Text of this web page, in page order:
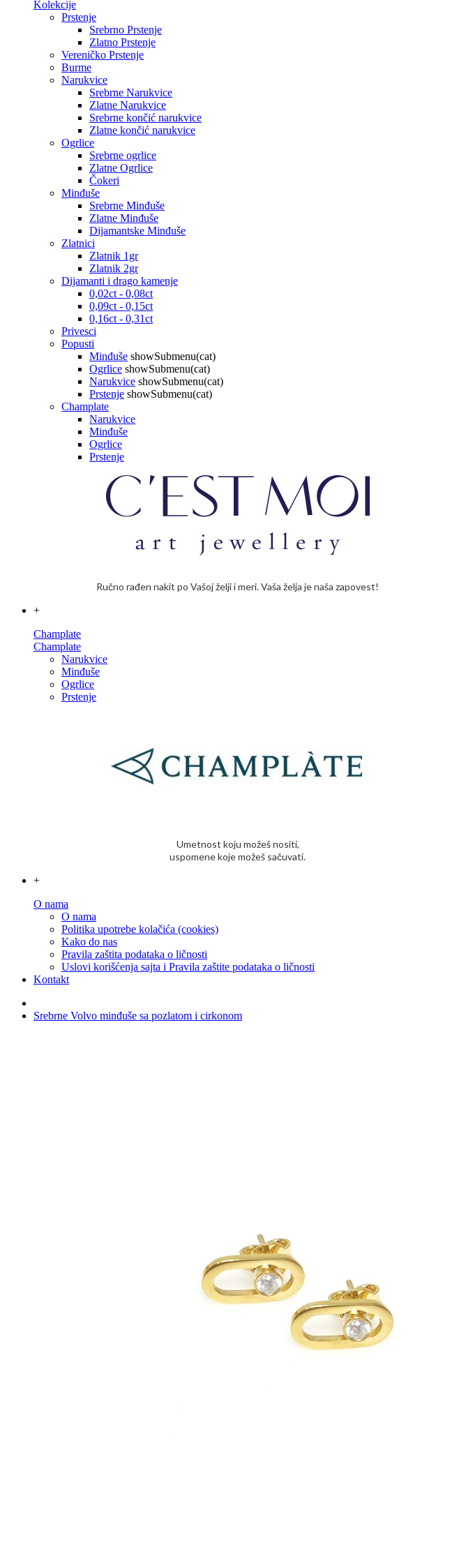
Kolekcije
Prstenje
Srebrno Prstenje
Zlatno Prstenje
Vereničko Prstenje
Burme
Narukvice
Srebrne Narukvice
Zlatne Narukvice
Srebrne končić narukvice
Zlatne končić narukvice
Ogrlice
Srebrne ogrlice
Zlatne Ogrlice
Čokeri
Minđuše
Srebrne Minđuše
Zlatne Minđuše
Dijamantske Minđuše
Zlatnici
Zlatnik 1gr
Zlatnik 2gr
Dijamanti i drago kamenje
0,02ct - 0,08ct
0,09ct - 0,15ct
0,16ct - 0,31ct
Privesci
Popusti
Minđuše showSubmenu(cat)
Ogrlice showSubmenu(cat)
Narukvice showSubmenu(cat)
Prstenje showSubmenu(cat)
Champlate
Narukvice
Minđuše
Ogrlice
Prstenje
Ručno rađen nakit po Vašoj želji i meri. Vaša želja je naša zapovest!
+
Champlate
Champlate
Narukvice
Minđuše
Ogrlice
Prstenje
Umetnost koju možeš nositi,
uspomene koje možeš sačuvati.
+
O nama
O nama
Politika upotrebe kolačića (cookies)
Kako do nas
Pravila zaštita podataka o ličnosti
Uslovi korišćenja sajta i Pravila zaštite podataka o ličnosti
Kontakt
Srebrne Volvo minđuše sa pozlatom i cirkonom